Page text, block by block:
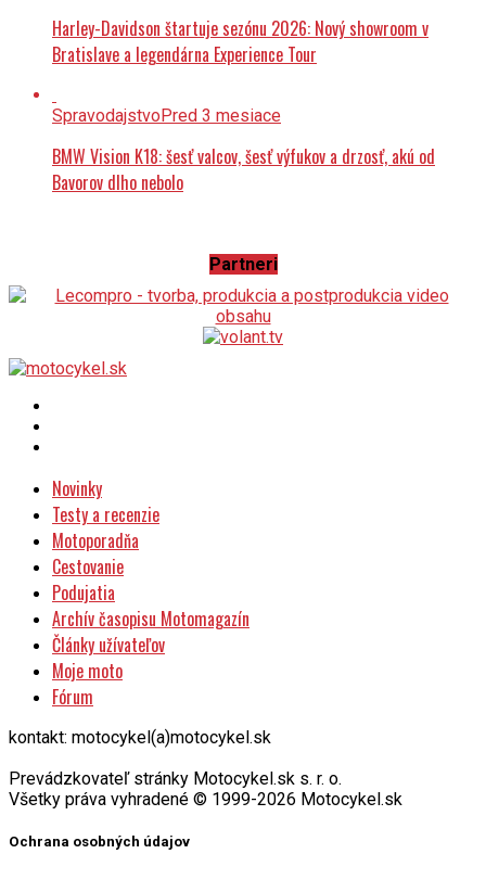
Harley-Davidson štartuje sezónu 2026: Nový showroom v
Bratislave a legendárna Experience Tour
SpravodajstvoPred 3 mesiace
BMW Vision K18: šesť valcov, šesť výfukov a drzosť, akú od
Bavorov dlho nebolo
Partneri
Novinky
Testy a recenzie
Motoporadňa
Cestovanie
Podujatia
Archív časopisu Motomagazín
Články užívateľov
Moje moto
Fórum
kontakt: motocykel(a)motocykel.sk
Prevádzkovateľ stránky Motocykel.sk s. r. o.
Všetky práva vyhradené © 1999-2026 Motocykel.sk
Ochrana osobných údajov